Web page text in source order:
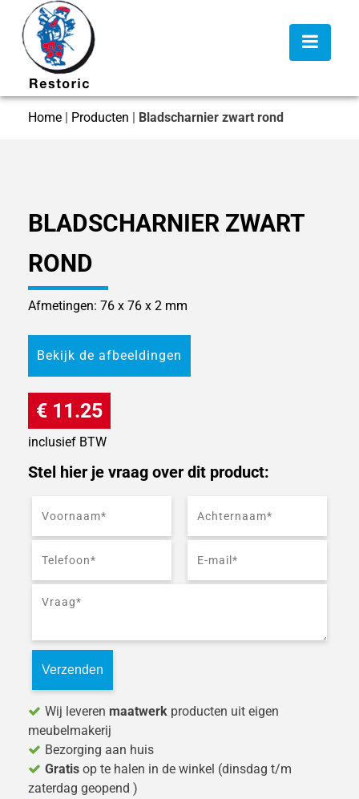
Home | Producten | Bladscharnier zwart rond
BLADSCHARNIER ZWART
ROND
Afmetingen: 76 x 76 x 2 mm
Bekijk de afbeeldingen
€ 11.25
inclusief BTW
Stel hier je vraag over dit product:
Wij leveren maatwerk producten uit eigen
meubelmakerij
Bezorging aan huis
Gratis op te halen in de winkel (dinsdag t/m
zaterdag geopend )